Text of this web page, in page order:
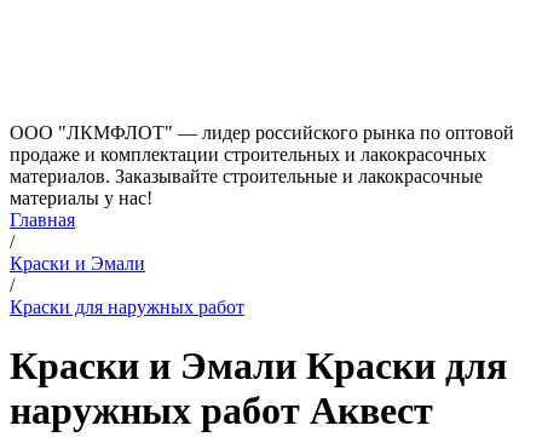
ООО "ЛКМФЛОТ" — лидер российского рынка по оптовой
продаже и комплектации строительных и лакокрасочных
материалов. Заказывайте строительные и лакокрасочные
материалы у нас!
Главная
/
Краски и Эмали
/
Краски для наружных работ
Краски и Эмали Краски для
наружных работ Аквест